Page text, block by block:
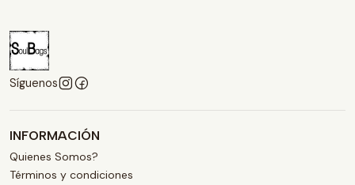
Síguenos
INFORMACIÓN
Quienes Somos?
Términos y condiciones